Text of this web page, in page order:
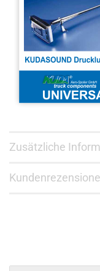
Zusätzliche